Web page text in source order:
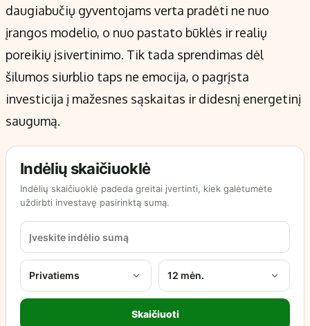
daugiabučių gyventojams verta pradėti ne nuo
įrangos modelio, o nuo pastato būklės ir realių
poreikių įsivertinimo. Tik tada sprendimas dėl
šilumos siurblio taps ne emocija, o pagrįsta
investicija į mažesnes sąskaitas ir didesnį energetinį
saugumą.